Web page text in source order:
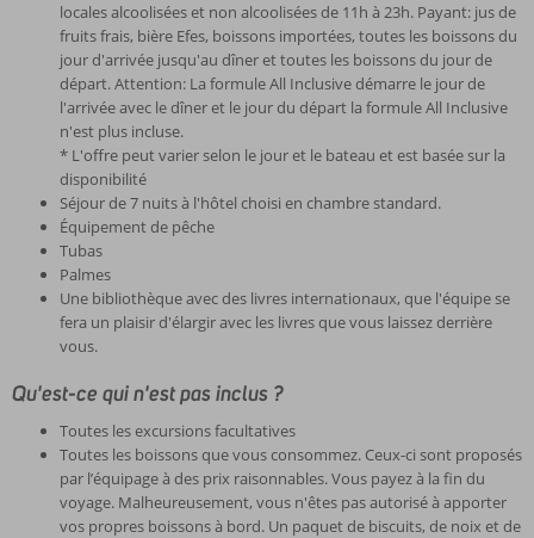
locales alcoolisées et non alcoolisées de 11h à 23h. Payant: jus de
fruits frais, bière Efes, boissons importées, toutes les boissons du
jour d'arrivée jusqu'au dîner et toutes les boissons du jour de
départ. Attention: La formule All Inclusive démarre le jour de
l'arrivée avec le dîner et le jour du départ la formule All Inclusive
n'est plus incluse.
* L'offre peut varier selon le jour et le bateau et est basée sur la
disponibilité
Séjour de 7 nuits à l'hôtel choisi en chambre standard.
Équipement de pêche
Tubas
Palmes
Une bibliothèque avec des livres internationaux, que l'équipe se
fera un plaisir d'élargir avec les livres que vous laissez derrière
vous.
Qu'est-ce qui n'est pas inclus ?
Toutes les excursions facultatives
Toutes les boissons que vous consommez. Ceux-ci sont proposés
par l’équipage à des prix raisonnables. Vous payez à la fin du
voyage. Malheureusement, vous n'êtes pas autorisé à apporter
vos propres boissons à bord. Un paquet de biscuits, de noix et de